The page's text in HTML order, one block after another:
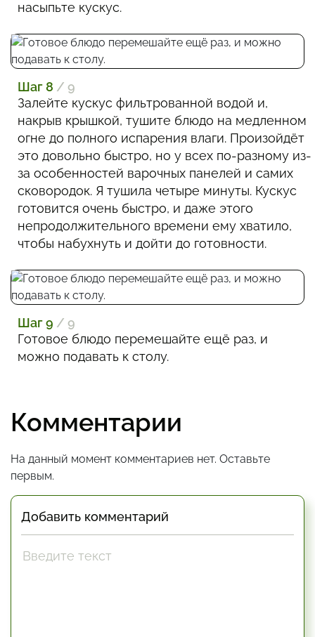
насыпьте кускус.
Шаг 8 / 9
Залейте кускус фильтрованной водой и,
накрыв крышкой, тушите блюдо на медленном
огне до полного испарения влаги. Произойдёт
это довольно быстро, но у всех по-разному из-
за особенностей варочных панелей и самих
сковородок. Я тушила четыре минуты. Кускус
готовится очень быстро, и даже этого
непродолжительного времени ему хватило,
чтобы набухнуть и дойти до готовности.
Шаг 9 / 9
Готовое блюдо перемешайте ещё раз, и
можно подавать к столу.
Комментарии
На данный момент комментариев нет. Оставьте
первым.
Добавить комментарий